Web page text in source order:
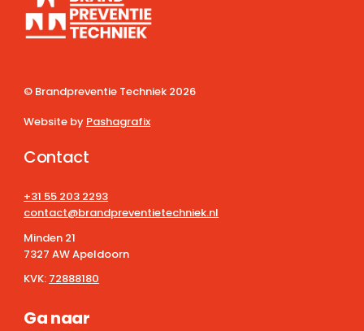
© Brandpreventie Techniek 2026
Website by Pashagrafix
Contact
+31 55 203 2293
contact@brandpreventietechniek.nl
Minden 21
7327 AW Apeldoorn
KVK: 72888180
Ga naar